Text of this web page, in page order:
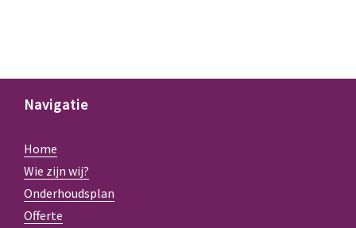
Navigatie
Home
Wie zijn wij?
Onderhoudsplan
Offerte